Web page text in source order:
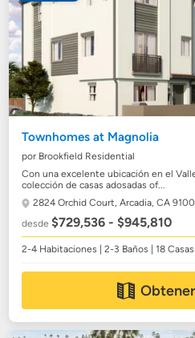
Townhomes at Magnolia
por Brookfield Residential
Con una excelente ubicación en el
colección de casas adosadas of...
2824 Orchid Court,Arcadia, CA
desde$729,536 - $945,810
2-4 Habitaciones | 2-3 Baños | 18 Casas